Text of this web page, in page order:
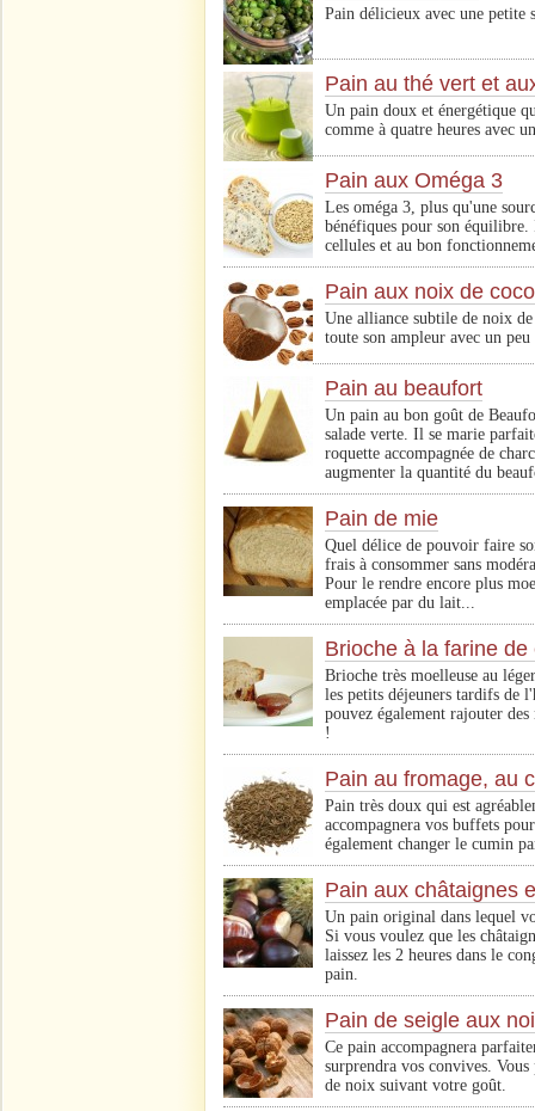
Pain délicieux avec une petite
Pain au thé vert et
Un pain doux et énergétique
comme à quatre heures avec
Pain aux Oméga 3
Les oméga 3, plus qu'une
bénéfiques pour son
cellules et au bon
Pain aux noix de
Une alliance subtile de noix
toute son ampleur avec un
Pain au beaufort
Un pain au bon goût de
salade verte. Il se marie
roquette accompagnée de
augmenter la quantité du
Pain de mie
Quel délice de pouvoir faire
frais à consommer sans
Pour le rendre encore plus
emplacée par du lait...
Brioche à la farine de
Brioche très moelleuse au
les petits déjeuners tardifs de
pouvez également rajouter des
!
Pain au fromage, au
Pain très doux qui est
accompagnera vos buffets
également changer le cumin
Pain aux châtaignes
Un pain original dans lequel
Si vous voulez que les
laissez les 2 heures dans le
pain.
Pain de seigle aux
Ce pain accompagnera
surprendra vos convives.
de noix suivant votre goût.